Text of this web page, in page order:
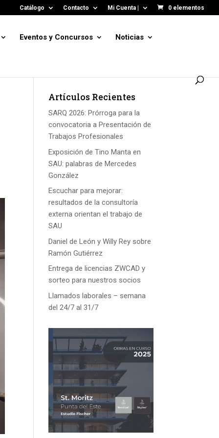
Catálogo Contacto Mi Cuenta | 0 elementos
Eventos y Concursos Noticias
Artículos Recientes
SARQ 2026: Prórroga para la
convocatoria a Presentación de
Trabajos Profesionales
Exposición de Tino Manta en
SAU: palabras de Mercedes
González
Escuchar para mejorar:
resultados de la consultoría
externa orientan el trabajo de
SAU
Daniel de León y Willy Rey sobre
Ramón Gutiérrez
Entrega de licencias ZWCAD y
sorteo para nuestros socios
Llamados laborales – semana
del 24/7 al 31/7